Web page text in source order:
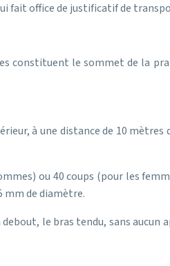
fait office de justificatif de
constituent le sommet de la
à une distance de 10
ou 40 coups (pour les
mm de diamètre.
le bras tendu, sans aucun